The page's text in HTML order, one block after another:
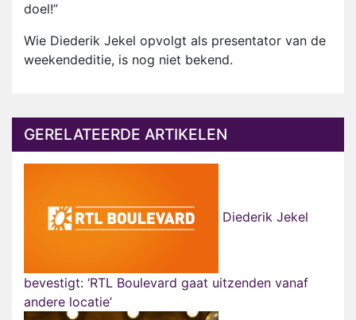
doel!”
Wie Diederik Jekel opvolgt als presentator van de
weekendeditie, is nog niet bekend.
GERELATEERDE ARTIKELEN
Diederik Jekel
bevestigt: ‘RTL Boulevard gaat uitzenden vanaf
andere locatie’